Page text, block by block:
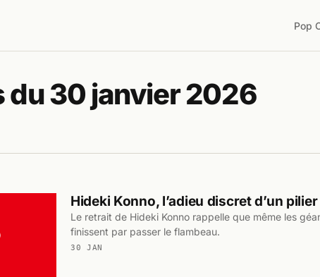
Pop
du 30 janvier 2026
Hideki Konno, l’adieu discret d’un
Le retrait de Hideki Konno rappelle que même les
finissent par passer le flambeau.
30 JAN